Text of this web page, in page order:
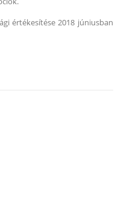
értékesítése 2018 júniusban